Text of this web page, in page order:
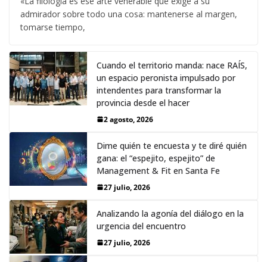
admirador sobre todo una cosa: mantenerse al margen,
tomarse tiempo,
Cuando el territorio manda: nace RAÍS,
un espacio peronista impulsado por
intendentes para transformar la
provincia desde el hacer
2 agosto, 2026
Dime quién te encuesta y te diré quién
gana: el “espejito, espejito” de
Management & Fit en Santa Fe
27 julio, 2026
Analizando la agonía del diálogo en la
urgencia del encuentro
27 julio, 2026